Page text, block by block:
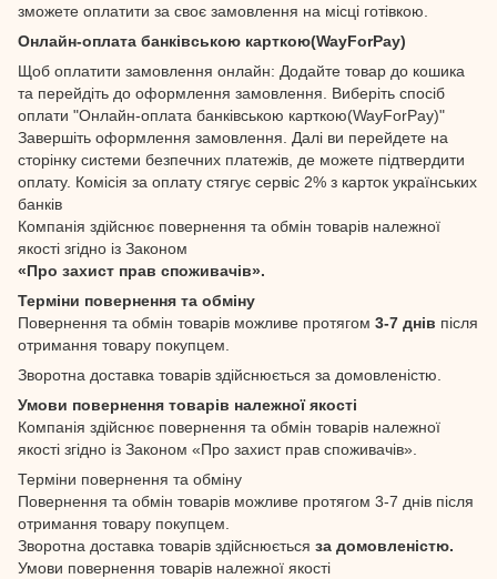
зможете оплатити за своє замовлення на місці готівкою.
Онлайн-оплата банківською карткою(WayForPay)
Щоб оплатити замовлення онлайн: Додайте товар до кошика
та перейдіть до оформлення замовлення. Виберіть спосіб
оплати "Онлайн-оплата банківською карткою(WayForPay)"
Завершіть оформлення замовлення. Далі ви перейдете на
сторінку системи безпечних платежів, де можете підтвердити
оплату. Комісія за оплату стягує сервіс 2% з карток українських
банків
Компанія здійснює повернення та обмін товарів належної
якості згідно із Законом
«Про захист прав споживачів».
Терміни повернення та обміну
Повернення та обмін товарів можливе протягом 3-7 днів після
отримання товару покупцем.
Зворотна доставка товарів здійснюється за домовленістю.
Умови повернення товарів належної якості
Компанія здійснює повернення та обмін товарів належної
якості згідно із Законом «Про захист прав споживачів».
Терміни повернення та обміну
Повернення та обмін товарів можливе протягом 3-7 днів після
отримання товару покупцем.
Зворотна доставка товарів здійснюється за домовленістю.
Умови повернення товарів належної якості